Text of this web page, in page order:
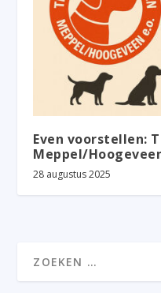
Even voorstellen:
Meppel/
28 augustus 2025